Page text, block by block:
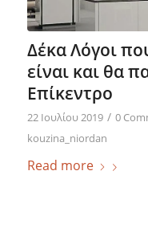
Δέκα Λόγοι
είναι και θα
Επίκεντρο
22 Ιουλίου 2019 / 0
kouzina_niordan
Read more